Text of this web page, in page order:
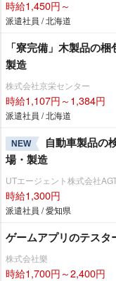
時給1,450円～
派遣社員 / 北海道
「寮完備」木製品の
製造
株式会社京栄センター
時給1,107円～1,384円
派遣社員 / 北海道
NEW
自動車製品の
場・製造
UTエージェント株式会社
時給1,300円
派遣社員 / 愛知県
ゲームアプリのテスタ
株式会社樂
時給1,700円～2,400円